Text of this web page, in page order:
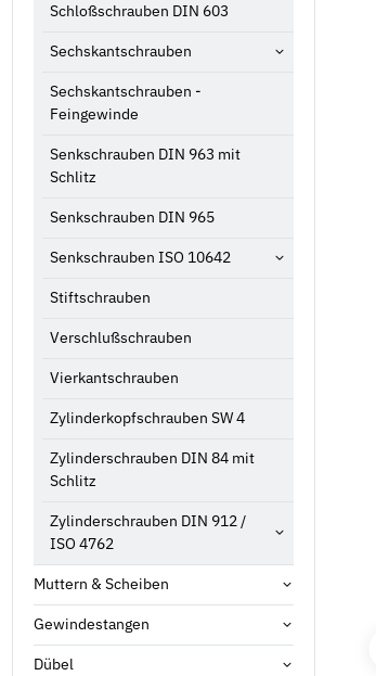
Bestseller
Schloßschrauben DIN 603
Sechskantschrauben
Sechskantschrauben -
Feingewinde
Senkschrauben DIN 963 mit
Schlitz
Senkschrauben DIN 965
Senkschrauben ISO 10642
Stiftschrauben
Verschlußschrauben
Vierkantschrauben
Zylinderkopfschrauben SW 4
Zylinderschrauben DIN 84 mit
Schlitz
Zylinderschrauben DIN 912 /
ISO 4762
Muttern & Scheiben
Gewindestangen
Dübel